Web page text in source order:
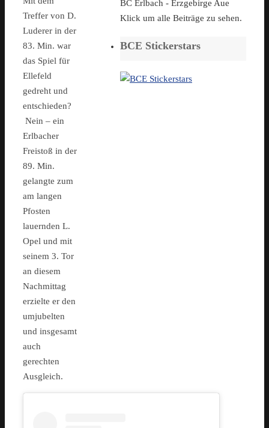
Treffer von D.
Luderer in der
83. Min. war
das Spiel für
Ellefeld
gedreht und
entschieden?
Nein – ein
Erlbacher
Freistoß in der
89. Min.
gelangte zum
am langen
Pfosten
lauernden L.
Opel und mit
seinem 3. Tor
an diesem
Nachmittag
erzielte er den
umjubelten
und insgesamt
auch
gerechten
Ausgleich.
BC Erlbach - Erzgebirge Aue
Klick um alle Beiträge zu sehen.
BCE Stickerstars